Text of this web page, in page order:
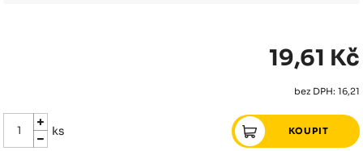
19,61 Kč
bez DPH: 16,21
ks